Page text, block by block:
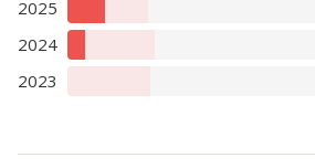
2025
2024
2023